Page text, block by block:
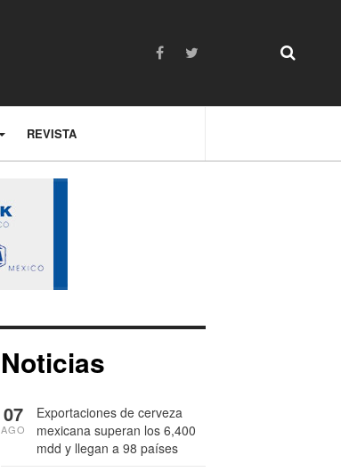
REVISTA
Noticias
Exportaciones de cerveza
mexicana superan los 6,400
mdd y llegan a 98 países
07
AGO